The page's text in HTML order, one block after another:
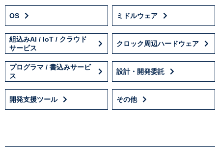
OS ミドルウェア
組込みAI / IoT / クラウド
サービス
クロック周辺ハードウェア
プログラマ / 書込みサービ
ス
設計・開発委託
開発支援ツール その他